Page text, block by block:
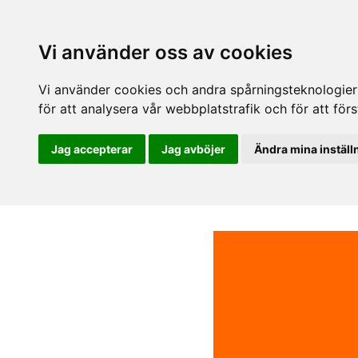
Vi använder oss av cookies
Vi använder cookies och andra
för att analysera vår webbplatstrafik och för att
Jag accepterar Jag avböjer Ändra mina